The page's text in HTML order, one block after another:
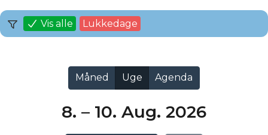
Vis alle Lukkedage
8. – 10. Aug. 2026
Måned Uge Agenda